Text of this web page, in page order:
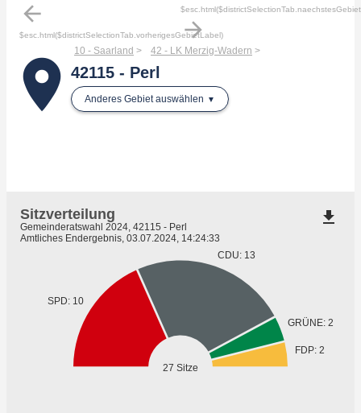
arrow_back
$esc.html($districtSelectionTab.vorherigesGebietLabel)
arrow_forward
place
10 - Saarland 42 - LK Merzig-Wadern
42115 - Perl
Anderes Gebiet auswählen
27 Sitze
SPD: 10
CDU: 13
GRÜNE: 2
FDP: 2
Sitzverteilung
Gemeinderatswahl 2024, 42115 - Perl
Amtliches Endergebnis, 03.07.2024, 14:24:33
file_download